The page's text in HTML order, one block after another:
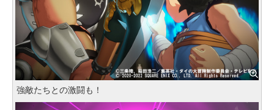
強敵たちとの激闘も！